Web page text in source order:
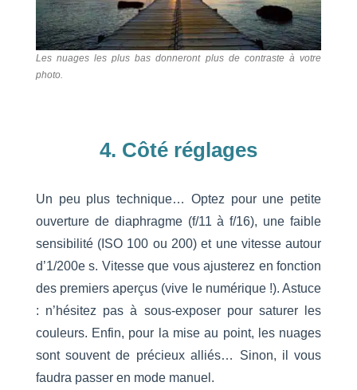
Les nuages les plus bas donneront plus de contraste à votre
photo.
4. Côté réglages
Un peu plus technique… Optez pour une petite
ouverture de diaphragme (f/11 à f/16), une faible
sensibilité (ISO 100 ou 200) et une vitesse autour
d’1/200e s. Vitesse que vous ajusterez en fonction
des premiers aperçus (vive le numérique !). Astuce
: n’hésitez pas à sous-exposer pour saturer les
couleurs. Enfin, pour la mise au point, les nuages
sont souvent de précieux alliés… Sinon, il vous
faudra passer en mode manuel.